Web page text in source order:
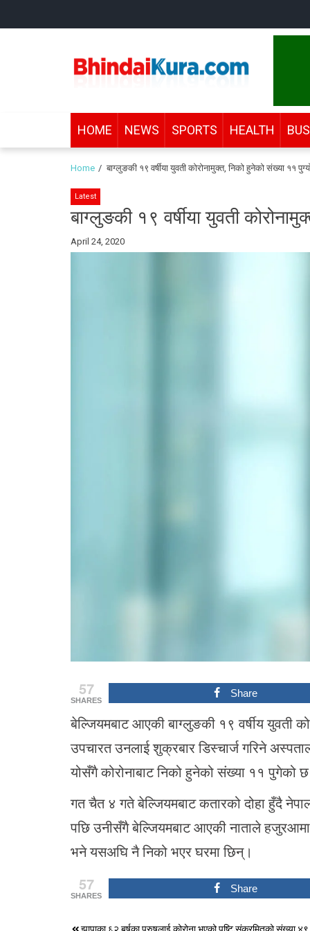
Bhindai Kura
HOME NEWS SPORTS HEALTH
Home बाग्लुङकी १९ वर्षीया युवती कोरोनामुक्त, निको हुनेको संख्या ११
Latest
बाग्लुङकी १९ वर्षीया युवती
By
Bhindai
April 24, 2020
57
SHARES
Share
बेल्जियमबाट आएकी बाग्लुङकी १९ वर्षीय युवती
उपचारत उनलाई शुक्रबार डिस्चार्ज गरिने
योसँगै कोरोनाबाट निको हुनेको संख्या ११ पुगेको
गत चैत ४ गते बेल्जियमबाट कतारको दोहा हुँदै
पछि उनीसँगै बेल्जियमबाट आएकी नाताले हजुरआमा
भने यसअघि नै निको भएर घरमा छिन्।
57
SHARES
Share
झापाका ६२ बर्षका पुरुषलाई कोरोना भएको पुष्टि,संक्रमितको संख्या ४९